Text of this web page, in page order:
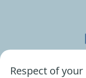
Respect of